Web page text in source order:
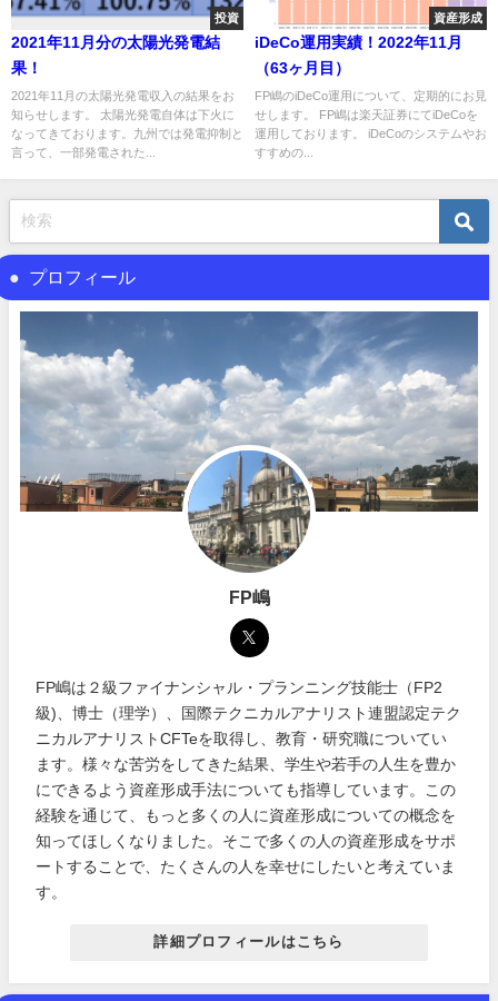
投資
2021年11月分の太陽光発電結
果！
2021年11月の太陽光発電収入の結果をお
知らせします。 太陽光発電自体は下火に
なってきております。九州では発電抑制と
言って、一部発電された...
資産形成
iDeCo運用実績！2022年11月
（63ヶ月目）
FP嶋のiDeCo運用について、定期的にお見
せします。 FP嶋は楽天証券にてiDeCoを
運用しております。 iDeCoのシステムやお
すすめの...
プロフィール
FP嶋
FP嶋は２級ファイナンシャル・プランニング技能士（FP2
級)、博士（理学）、国際テクニカルアナリスト連盟認定テク
ニカルアナリストCFTeを取得し、教育・研究職についてい
ます。様々な苦労をしてきた結果、学生や若手の人生を豊か
にできるよう資産形成手法についても指導しています。この
経験を通じて、もっと多くの人に資産形成についての概念を
知ってほしくなりました。そこで多くの人の資産形成をサポ
ートすることで、たくさんの人を幸せにしたいと考えていま
す。
詳細プロフィールはこちら